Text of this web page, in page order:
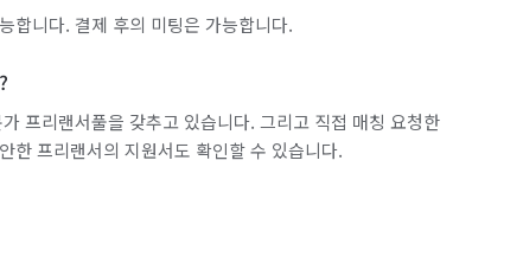
합니다. 결제 후의 미팅은 가능합니다.
프리랜서풀을 갖추고 있습니다. 그리고 직접 매칭 요청한
한 프리랜서의 지원서도 확인할 수 있습니다.